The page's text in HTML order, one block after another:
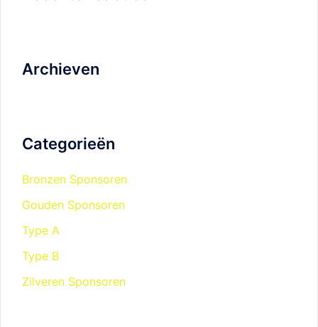
Archieven
Categorieën
Bronzen Sponsoren
Gouden Sponsoren
Type A
Type B
Zilveren Sponsoren